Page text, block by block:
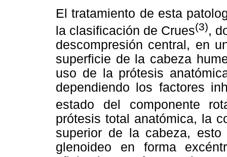
El tratamiento de esta
la clasificación de Crues(3),
descompresión central, en
superficie de la cabeza
uso de la prótesis
dependiendo los factores
estado del componente
prótesis total anatómica, la
superior de la cabeza,
glenoideo en forma